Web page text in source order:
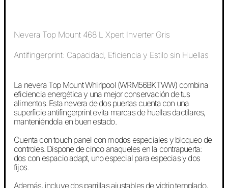
Nevera Top Mount 468 L Xpert Inverter Gris
Antifingerprint: Capacidad, Eficiencia y Estilo sin Huellas
La nevera Top Mount Whirlpool (WRM56BKTWW) combina
eficiencia energética y una mejor conservación de tus
alimentos. Esta nevera de dos puertas cuenta con una
superficie antifingerprint evita marcas de huellas dactilares,
manteniéndola en buen estado.
Cuenta con touch panel con modos especiales y bloqueo de
controles. Dispone de cinco anaqueles en la contrapuerta:
dos con espacio adapt, uno especial para especias y dos
fijos.
Además, incluye dos parrillas ajustables de vidrio templado,